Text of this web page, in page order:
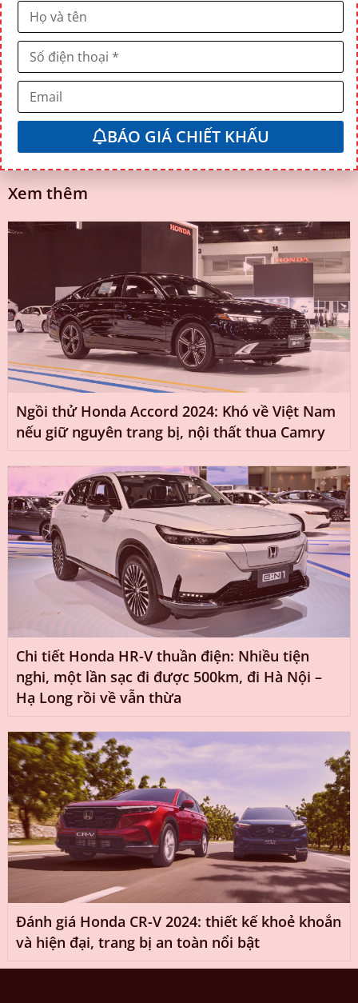
có thể đạt tốc độ tối đa là 195 km/h và tăng tốc 0-100
km/h mất 10,5 giây.
Mọi chi tiết xin vui lòng liên hệ:
Honda Ôtô Vinh
Địa chỉ: Đại lộ Lê Nin, P. Hưng Dũng, TP Vinh, Nghệ An.
094 232 1818
Xem thêm
Ngồi thử Honda Accord 2024: Khó về Việt Nam
nếu giữ nguyên trang bị, nội thất thua Camry
Chi tiết Honda HR-V thuần điện: Nhiều tiện
nghi, một lần sạc đi được 500km, đi Hà Nội –
Hạ Long rồi về vẫn thừa
Đánh giá Honda CR-V 2024: thiết kế khoẻ khoắn
và hiện đại, trang bị an toàn nổi bật
BÁO GIÁ CHIẾT KHẤU